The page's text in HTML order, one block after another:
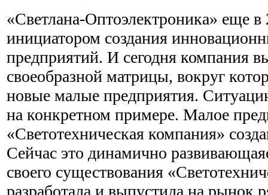
«Светлана-Оптоэлектроника» еще в
инициатором создания
предприятий. И сегодня компания
своеобразной матрицы, вокруг
новые малые предприятия.
на конкретном примере. Малое
«Светотехническая компания»
Сейчас это динамично
своего существования
разработала и выпустила на рынок